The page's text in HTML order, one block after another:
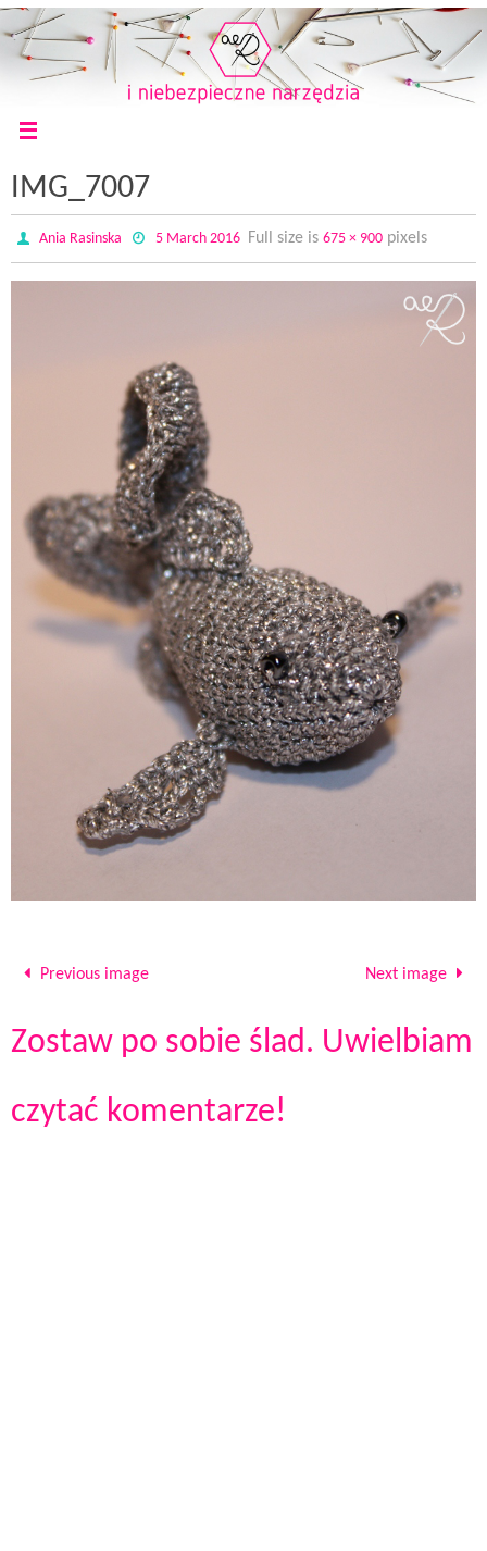
IMG_7007
Ania Rasinska 5 March 2016 Full size is 675 × 900pixels
Previous image Next image
Zostaw po sobie ślad. Uwielbiam
czytać komentarze!